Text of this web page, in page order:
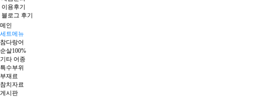
이용후기
블로그 후기
메인
세트메뉴
참다랑어
순살100%
기타 어종
특수부위
부재료
참치자료
게시판